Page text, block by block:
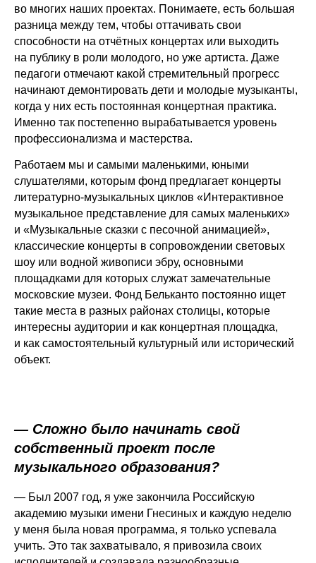
во многих наших проектах. Понимаете, есть большая
разница между тем, чтобы оттачивать свои
способности на отчётных концертах или выходить
на публику в роли молодого, но уже артиста. Даже
педагоги отмечают какой стремительный прогресс
начинают демонтировать дети и молодые музыканты,
когда у них есть постоянная концертная практика.
Именно так постепенно вырабатывается уровень
профессионализма и мастерства.
Работаем мы и самыми маленькими, юными
слушателями, которым фонд предлагает концерты
литературно-музыкальных циклов «Интерактивное
музыкальное представление для самых маленьких»
и «Музыкальные сказки с песочной анимацией»,
классические концерты в сопровождении световых
шоу или водной живописи эбру, основными
площадками для которых служат замечательные
московские музеи. Фонд Бельканто постоянно ищет
такие места в разных районах столицы, которые
интересны аудитории и как концертная площадка,
и как самостоятельный культурный или исторический
объект.
— Сложно было начинать свой
собственный проект после
музыкального образования?
— Был 2007 год, я уже закончила Российскую
академию музыки имени Гнесиных и каждую неделю
у меня была новая программа, я только успевала
учить. Это так захватывало, я привозила своих